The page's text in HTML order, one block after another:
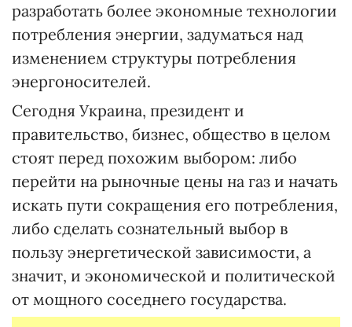
разработать более экономные технологии
потребления энергии, задуматься над
изменением структуры потребления
энергоносителей.
Сегодня Украина, президент и
правительство, бизнес, общество в целом
стоят перед похожим выбором: либо
перейти на рыночные цены на газ и начать
искать пути сокращения его потребления,
либо сделать сознательный выбор в
пользу энергетической зависимости, а
значит, и экономической и политической
от мощного соседнего государства.